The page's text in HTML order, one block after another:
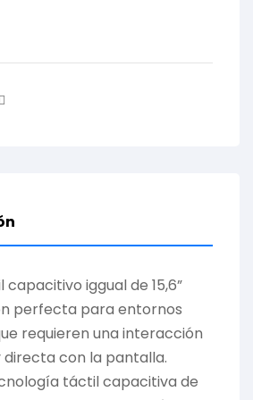
iggual de 15,6”
perfecta para entornos
requieren una interacción
directa con la pantalla.
táctil capacitiva de